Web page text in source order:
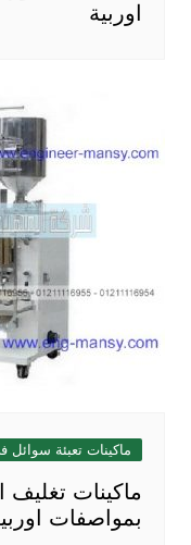
اوربية
ماكينات تعبئة سوائل
ماكينات
بمواصفات